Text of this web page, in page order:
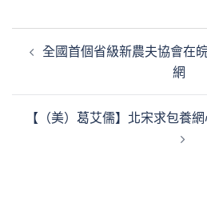
章
全國首個省級新農夫協會在
網
【（美）葛艾儒】北宋求包養